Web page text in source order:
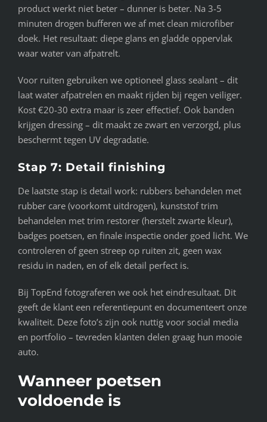
product werkt niet beter – dunner is beter. Na 3-5
minuten drogen bufferen we af met clean microfiber
doek. Het resultaat: diepe glans en gladde oppervlak
waar water van afpatrelt.
Voor ruiten gebruiken we optioneel glass sealant – dit
laat water afpatrelen en maakt rijden bij regen veiliger.
Kost €20-30 extra maar is zeer effectief. Ook banden
krijgen dressing – dit maakt ze zwart en verzorgd, plus
beschermt tegen UV degradatie.
Stap 7: Detail finishing
De laatste stap is detail work: rubbers behandelen met
rubber care (voorkomt uitdrogen), kunststof trim
behandelen met trim restorer (herstelt zwarte kleur),
badges poetsen, en finale inspectie onder goed licht. We
controleren of geen streep op ruiten zit, geen wax
residu in naden, en of elk detail perfect is.
Bij TopEnd fotograferen we ook het eindresultaat. Dit
geeft de klant een referentiepunt en documenteert onze
kwaliteit. Deze foto’s zijn ook nuttig voor social media
en portfolio – tevreden klanten delen graag hun mooie
auto.
Wanneer poetsen
voldoende is